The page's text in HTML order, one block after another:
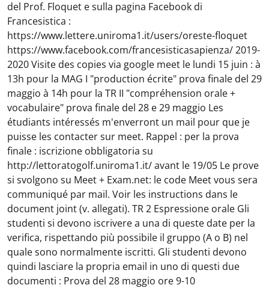
del Prof. Floquet e sulla pagina Facebook di
Francesistica :
https://www.lettere.uniroma1.it/users/oreste-floquet
https://www.facebook.com/francesisticasapienza/ 2019-
2020 Visite des copies via google meet le lundi 15 juin : à
13h pour la MAG I "production écrite" prova finale del 29
maggio à 14h pour la TR II "compréhension orale +
vocabulaire" prova finale del 28 e 29 maggio Les
étudiants intéressés m'enverront un mail pour que je
puisse les contacter sur meet. Rappel : per la prova
finale : iscrizione obbligatoria su
http://lettoratogolf.uniroma1.it/ avant le 19/05 Le prove
si svolgono su Meet + Exam.net: le code Meet vous sera
communiqué par mail. Voir les instructions dans le
document joint (v. allegati). TR 2 Espressione orale Gli
studenti si devono iscrivere a una di queste date per la
verifica, rispettando più possibile il gruppo (A o B) nel
quale sono normalmente iscritti. Gli studenti devono
quindi lasciare la propria email in uno di questi due
documenti : Prova del 28 maggio ore 9-10